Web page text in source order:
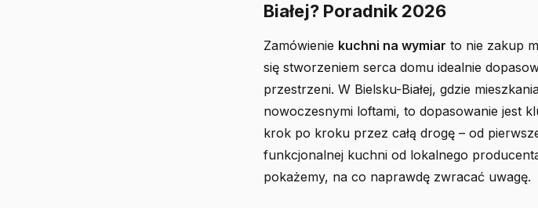
Białej? Poradnik 2026
Zamówienie kuchni na wymiar to nie zakup
się stworzeniem serca domu idealnie
przestrzeni. W Bielsku-Białej, gdzie
nowoczesnymi loftami, to dopasowanie jest
krok po kroku przez całą drogę – od
funkcjonalnej kuchni od lokalnego
pokażemy, na co naprawdę zwracać uwagę.